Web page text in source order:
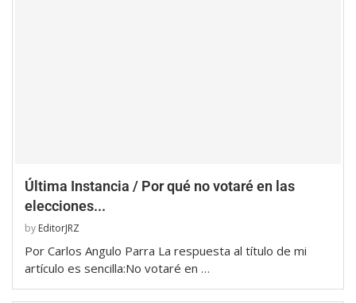
Última Instancia / Por qué no votaré en las
elecciones...
by EditorJRZ
Por Carlos Angulo Parra La respuesta al título de mi
artículo es sencilla:No votaré en …